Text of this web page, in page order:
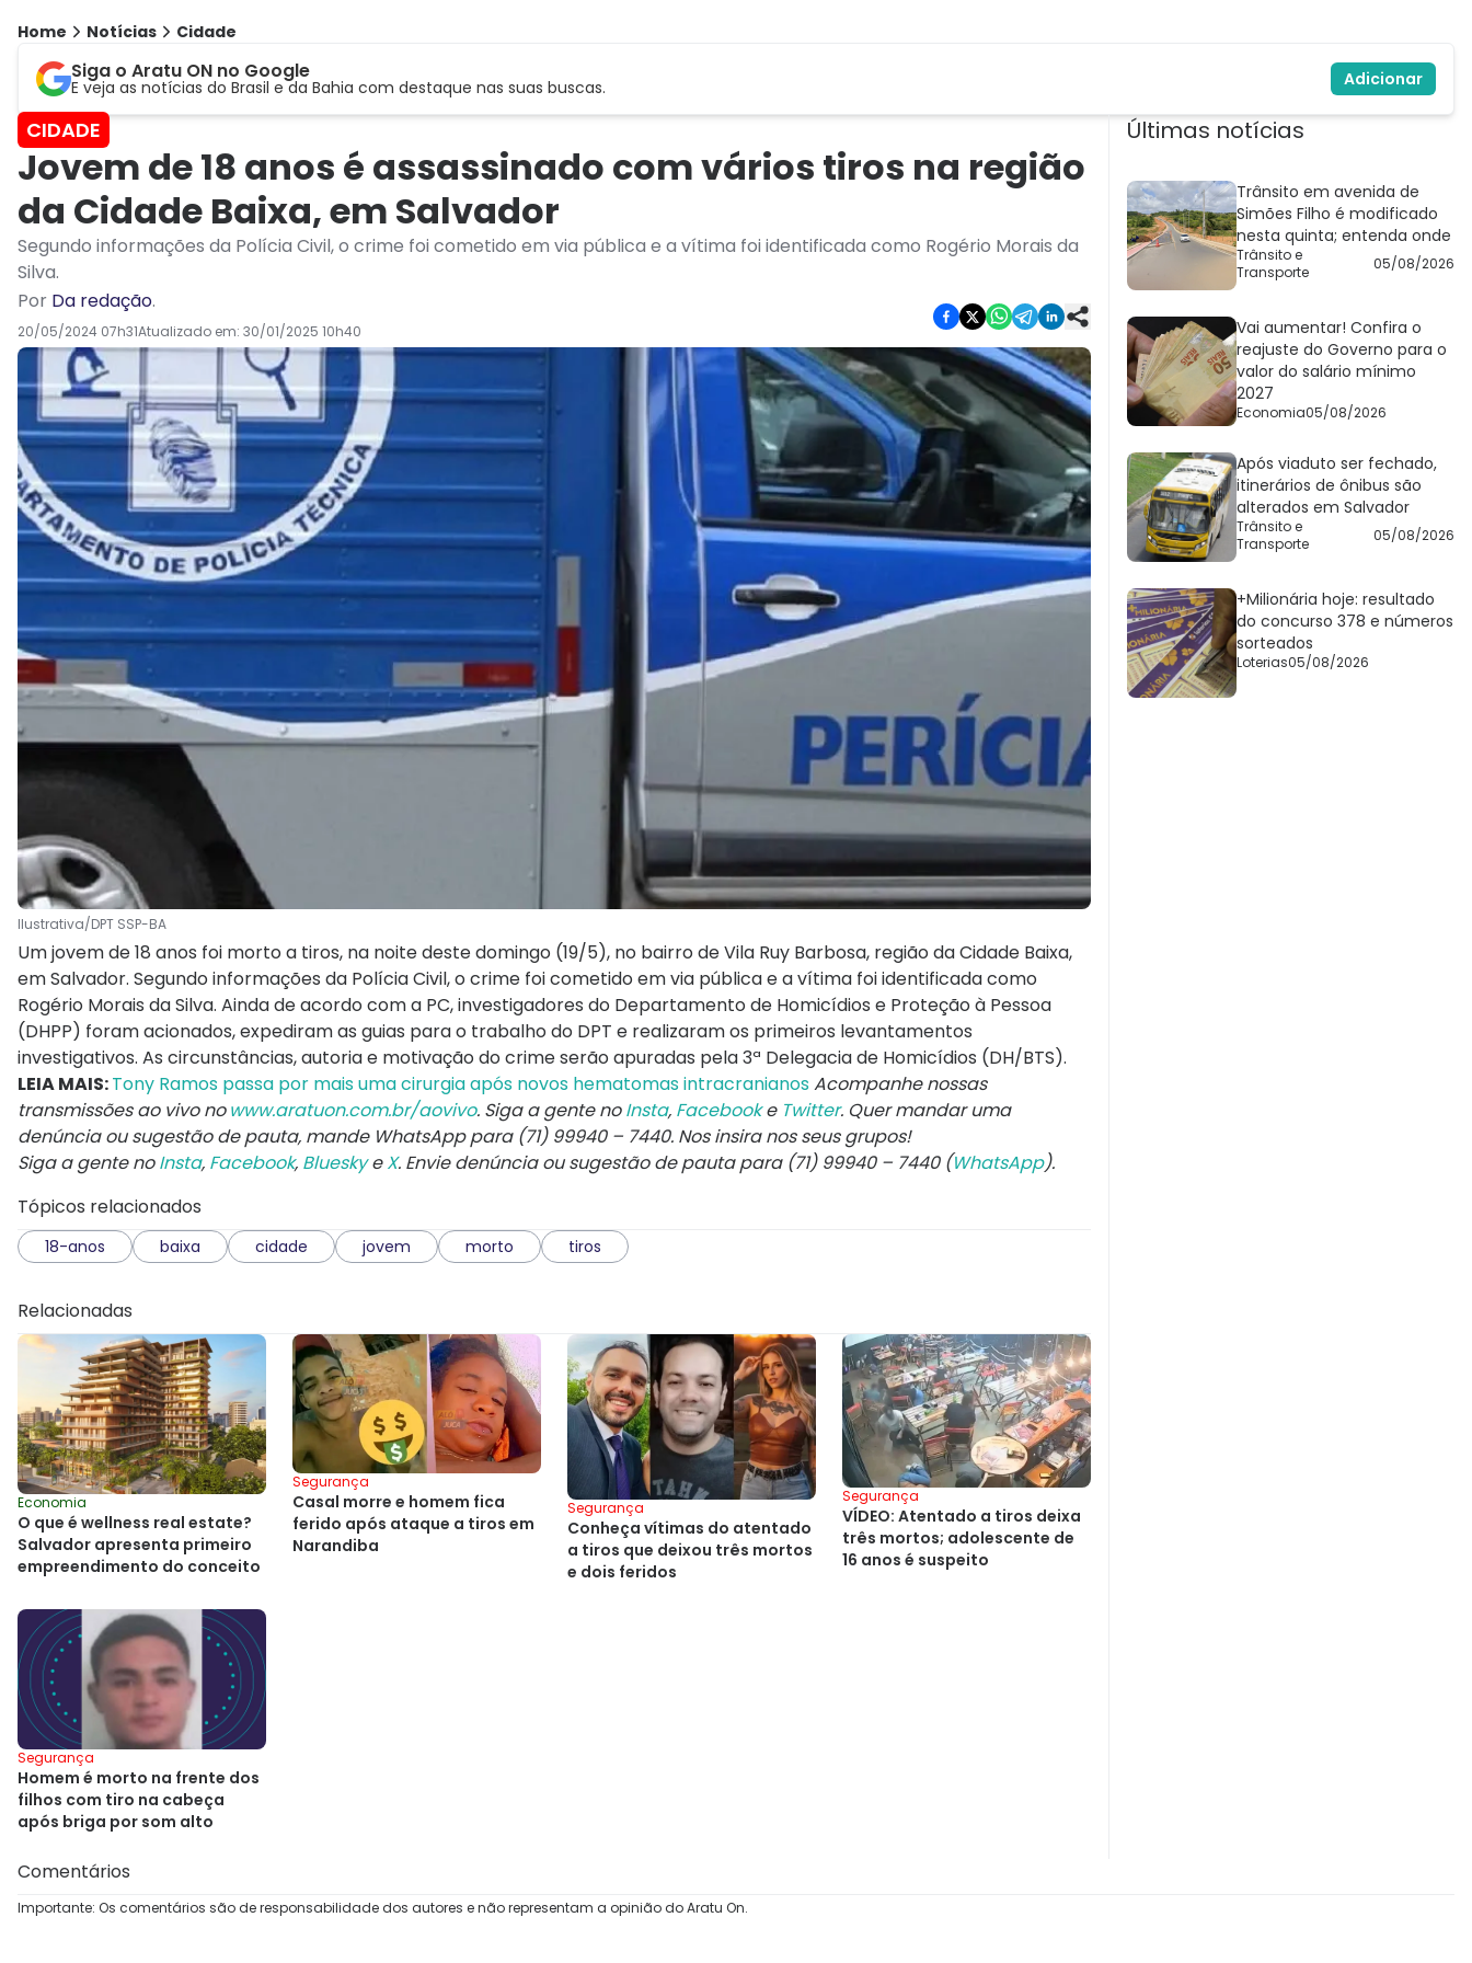
Home Notícias Cidade
Siga o Aratu ON no Google
E veja as notícias do Brasil e da Bahia com destaque nas suas buscas. Adicionar
CIDADE
Jovem de 18 anos é assassinado com vários tiros na região
da Cidade Baixa, em Salvador
Segundo informações da Polícia Civil, o crime foi cometido em via pública e a vítima foi identificada como Rogério Morais da
Silva.
Por Da redação.
20/05/2024 07h31Atualizado em: 30/01/2025 10h40
Ilustrativa/DPT SSP-BA
Um jovem de 18 anos foi morto a tiros, na noite deste domingo (19/5), no bairro de Vila Ruy Barbosa, região da Cidade Baixa,
em Salvador. Segundo informações da Polícia Civil, o crime foi cometido em via pública e a vítima foi identificada como
Rogério Morais da Silva. Ainda de acordo com a PC, investigadores do Departamento de Homicídios e Proteção à Pessoa
(DHPP) foram acionados, expediram as guias para o trabalho do DPT e realizaram os primeiros levantamentos
investigativos. As circunstâncias, autoria e motivação do crime serão apuradas pela 3ª Delegacia de Homicídios (DH/BTS).
LEIA MAIS:Tony Ramos passa por mais uma cirurgia após novos hematomas intracranianosAcompanhe nossas
transmissões ao vivo no www.aratuon.com.br/aovivo. Siga a gente noInsta, Facebooke Twitter. Quer mandar uma
denúncia ou sugestão de pauta, mande WhatsApp para (71) 99940 – 7440. Nos insira nos seus grupos!
Siga a gente noInsta, Facebook, BlueskyeX. Envie denúncia ou sugestão de pauta para (71) 99940 – 7440 (WhatsApp).
Tópicos relacionados
18-anos baixa cidade jovem morto tiros
Relacionadas
Economia
O que é wellness real estate?
Salvador apresenta primeiro
empreendimento do conceito
Segurança
Casal morre e homem fica
ferido após ataque a tiros em
Narandiba
Segurança
Conheça vítimas do atentado
a tiros que deixou três mortos
e dois feridos
Segurança
VÍDEO: Atentado a tiros deixa
três mortos; adolescente de
16 anos é suspeito
Segurança
Homem é morto na frente dos
filhos com tiro na cabeça
após briga por som alto
Últimas notícias
Trânsito em avenida de
Simões Filho é modificado
nesta quinta; entenda onde
Trânsito e
Transporte
05/08/2026
Vai aumentar! Confira o
reajuste do Governo para o
valor do salário mínimo
2027
Economia05/08/2026
Após viaduto ser fechado,
itinerários de ônibus são
alterados em Salvador
Trânsito e
Transporte
05/08/2026
+Milionária hoje: resultado
do concurso 378 e números
sorteados
Loterias05/08/2026
Comentários
Importante: Os comentários são de responsabilidade dos autores e não representam a opinião do Aratu On.